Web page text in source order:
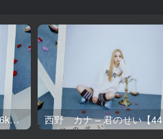
西野 カナ – 君のせい【96kHz／24bit】日本区